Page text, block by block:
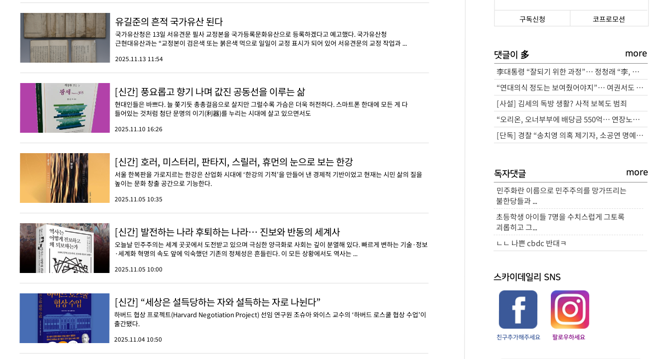
유길준의 흔적 국가유산 된다
국가유산청은 13일 서유견문 필사 교정본을 국가등록문화유산으로 등록하겠다고 예고했다. 국가유산청
근현대유산과는 “교정본이 검은색 또는 붉은색 먹으로 일일이 교정 표시가 되어 있어 서유견문의 교정 작업과 ...
2025.11.13 11:54
[신간] 풍요롭고 향기 나며 값진 공동선을 이루는 삶
현대인들은 바쁘다. 늘 쫒기듯 총총걸음으로 살지만 그럴수록 가슴은 더욱 허전하다. 스마트폰 한대에 모든 게 다
들어있는 것처럼 첨단 문명의 이기(利器)를 누리는 시대에 살고 있으면서도
2025.11.10 16:26
[신간] 호러, 미스터리, 판타지, 스릴러, 휴먼의 눈으로 보는 한강
서울 한복판을 가로지르는 한강은 산업화 시대에 ‘한강의 기적’을 만들어 낸 경제적 기반이었고 현재는 시민 삶의 질을
높이는 문화 창출 공간으로 기능한다.
2025.11.05 10:35
[신간] 발전하는 나라 후퇴하는 나라… 진보와 반동의 세계사
오늘날 민주주의는 세계 곳곳에서 도전받고 있으며 극심한 양극화로 사회는 깊이 분열해 있다. 빠르게 변하는 기술·정보
·세계화 혁명의 속도 앞에 익숙했던 기존의 정체성은 흔들린다. 이 모든 상황에서도 역사는 ...
2025.11.05 10:00
[신간] “세상은 설득당하는 자와 설득하는 자로 나뉜다”
하버드 협상 프로젝트(Harvard Negotiation Project) 선임 연구원 조슈아 와이스 교수의 ‘하버드 로스쿨 협상 수업’이
출간됐다.
2025.11.04 10:50
구독신청 코프로모션
댓글이 多 more
李대통령 “잘되기 위한 과정”… 정청래 “李, 세계적인 지도자”
“연대의식 정도는 보여줬어야지”… 여권서도 ‘삼전노조 파업 예고’ 비판
[사설] 김세의 독방 생활? 사적 보복도 범죄
“오리온, 오너부부에 배당금 550억… 연장노동엔 수당 미지급”
[단독] 경찰 “송치영 의혹 제기자, 소공연 명예훼손 아니다”
독자댓글 more
민주화란 이름으로 민주주의를 망가뜨리는
불한당들과 ...
초등학생 아이들 7명을 수치스럽게 그토록
괴롭히고 그...
ㄴㄴ 나쁜 cbdc 반대ㅋ
스카이데일리 SNS
친구추가해주세요 팔로우하세요